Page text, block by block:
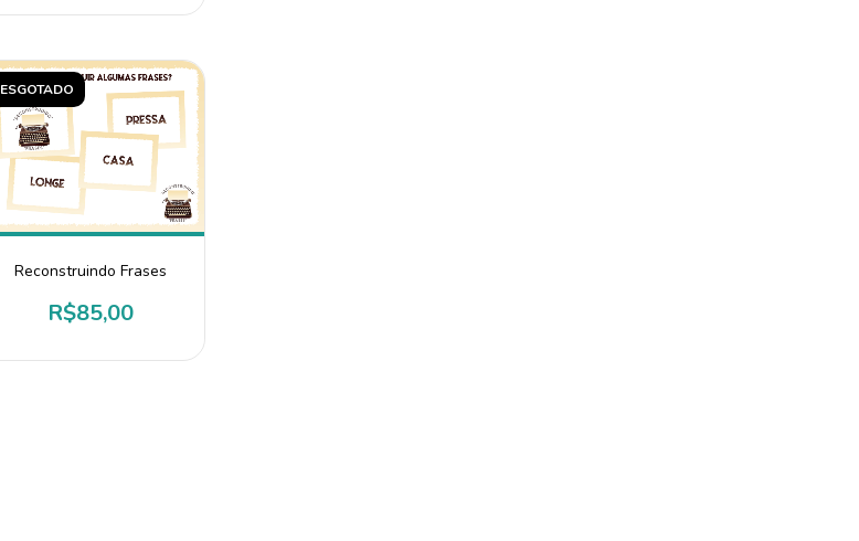
ESGOTADO
Reconstruindo Frases
R$85,00